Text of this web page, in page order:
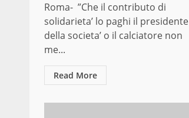
Roma- ”Che il contributo di
solidarieta’ lo paghi il presidente
della societa’ o il calciatore non
me...
Read More